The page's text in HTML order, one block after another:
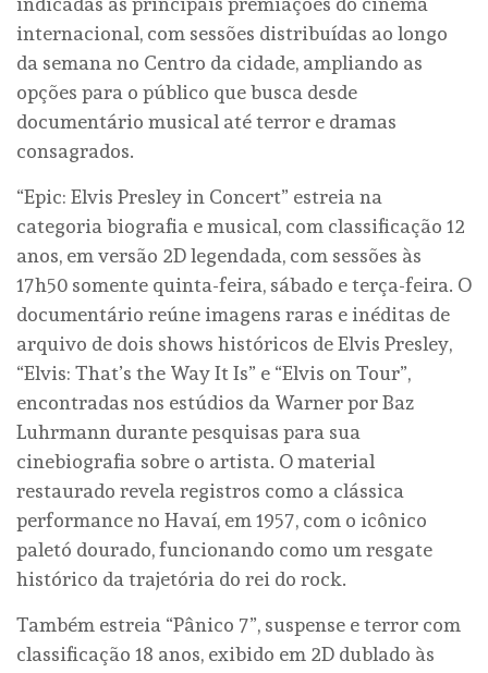
internacional, com sessões distribuídas ao longo
da semana no Centro da cidade, ampliando as
opções para o público que busca desde
documentário musical até terror e dramas
consagrados.
“Epic: Elvis Presley in Concert” estreia na
categoria biografia e musical, com classificação 12
anos, em versão 2D legendada, com sessões às
17h50 somente quinta-feira, sábado e terça-feira. O
documentário reúne imagens raras e inéditas de
arquivo de dois shows históricos de Elvis Presley,
“Elvis: That’s the Way It Is” e “Elvis on Tour”,
encontradas nos estúdios da Warner por Baz
Luhrmann durante pesquisas para sua
cinebiografia sobre o artista. O material
restaurado revela registros como a clássica
performance no Havaí, em 1957, com o icônico
paletó dourado, funcionando como um resgate
histórico da trajetória do rei do rock.
Também estreia “Pânico 7”, suspense e terror com
classificação 18 anos, exibido em 2D dublado às